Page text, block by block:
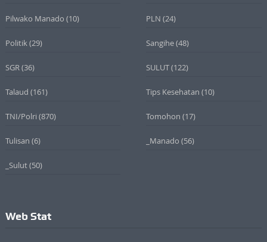
Pilwako Manado (10) PLN (24)
Politik(29) Sangihe(48)
SGR(36) SULUT(122)
Talaud (161) Tips Kesehatan (10)
TNI/Polri (870) Tomohon (17)
Tulisan (6) _Manado (56)
_Sulut(50)
Web Stat